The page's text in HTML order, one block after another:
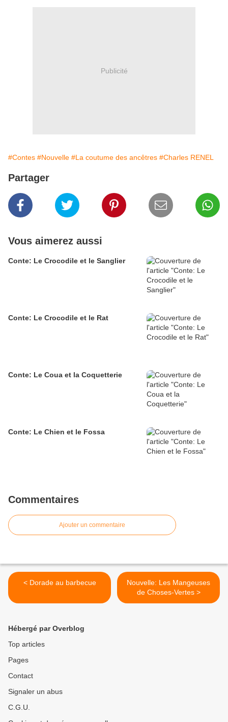
Publicité
#Contes #Nouvelle #La coutume des ancêtres #Charles RENEL
Partager
Vous aimerez aussi
Conte: Le Crocodile et le Sanglier
Conte: Le Crocodile et le Rat
Conte: Le Coua et la Coquetterie
Conte: Le Chien et le Fossa
Commentaires
Ajouter un commentaire
< Dorade au barbecue
Nouvelle: Les Mangeuses
de Choses-Vertes >
Hébergé par Overblog
Top articles
Pages
Contact
Signaler un abus
C.G.U.